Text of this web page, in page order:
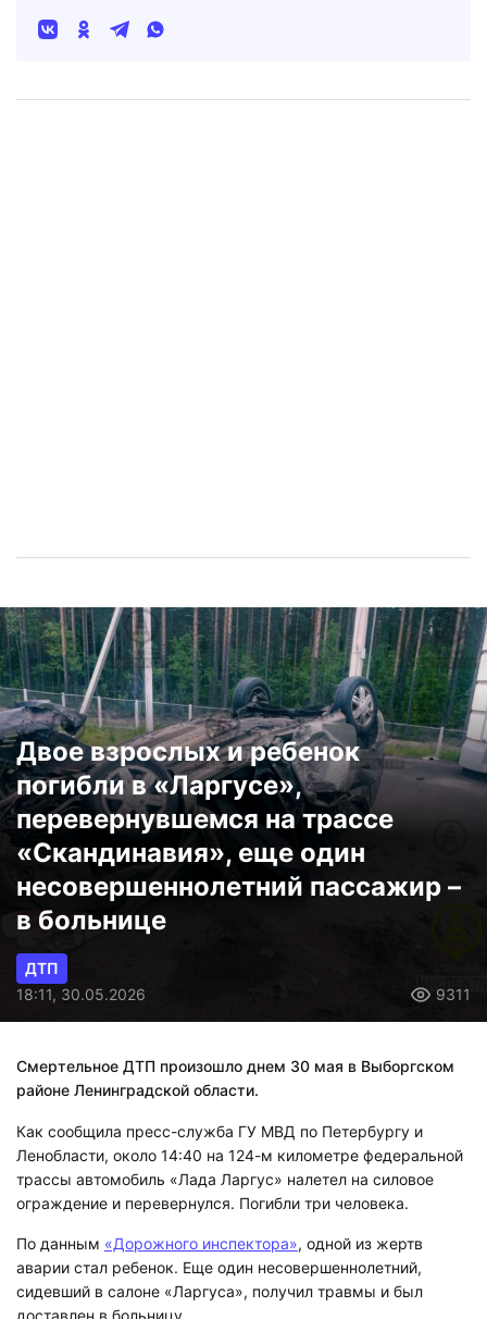
Двое взрослых и ребенок
погибли в «Ларгусе»,
перевернувшемся на трассе
«Скандинавия», еще один
несовершеннолетний пассажир –
в больнице
ДТП
18:11, 30.05.2026
9311
Смертельное ДТП произошло днем 30 мая в Выборгском
районе Ленинградской области.
Как сообщила пресс-служба ГУ МВД по Петербургу и
Ленобласти, около 14:40 на 124-м километре федеральной
трассы автомобиль «Лада Ларгус» налетел на силовое
ограждение и перевернулся. Погибли три человека.
По данным «Дорожного инспектора», одной из жертв
аварии стал ребенок. Еще один несовершеннолетний,
сидевший в салоне «Ларгуса», получил травмы и был